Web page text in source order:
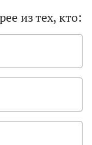
из тех, кто: